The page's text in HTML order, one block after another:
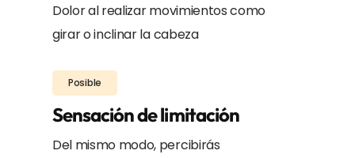
Dolor al realizar movimientos como
girar o inclinar la cabeza
Posible
Sensación de limitación
Del mismo modo, percibirás